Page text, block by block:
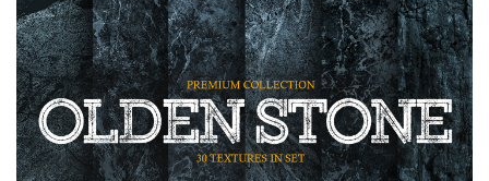
Olden Stone
(30 Textures)
Large 6000*4000px
Entire Collection